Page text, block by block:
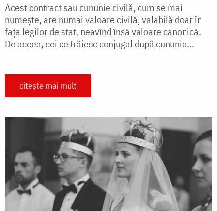
Acest contract sau cununie civilă, cum se mai
numeşte, are numai valoare civilă, valabilă doar în
faţa legilor de stat, neavînd însă valoare canonică.
De aceea, cei ce trăiesc conjugal după cununia...
citește mai mult